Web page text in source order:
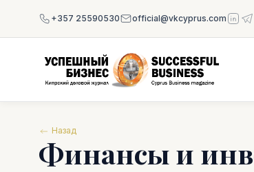
+357 25590530 official@vkcyprus.com
Назад
Финансы и